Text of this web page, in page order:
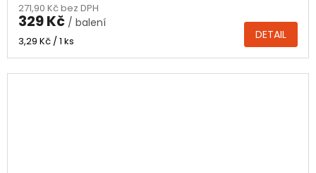
produktu
je
5,0
271,90 Kč bez DPH
329 Kč / balení
Měrná
3,29 Kč / 1 ks DETAIL